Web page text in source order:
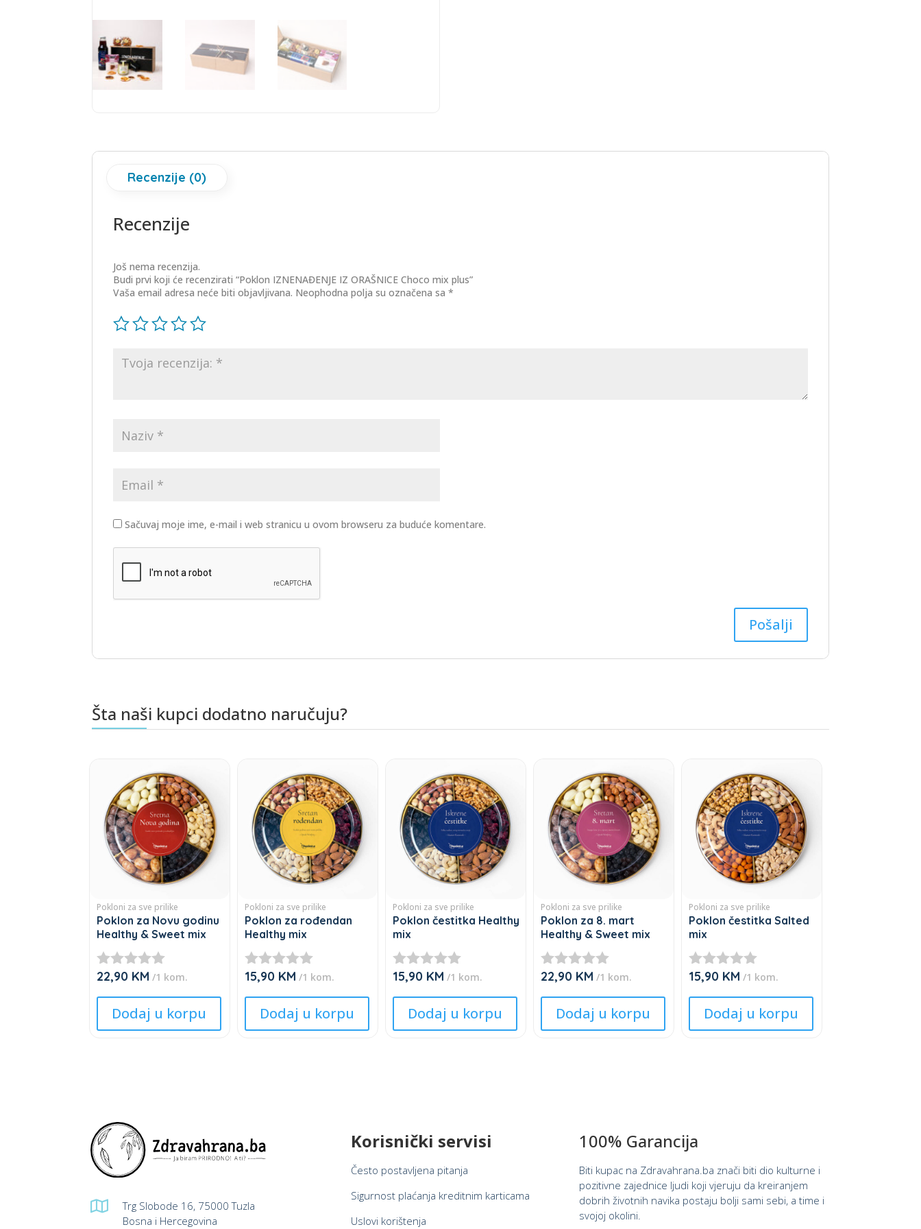
Recenzije (0)
Recenzije
Još nema recenzija.
Budi prvi koji će recenzirati “Poklon IZNENAĐENJE IZ ORAŠNICE Choco mix plus”
Vaša email adresa neće biti objavljivana. Neophodna polja su označena sa*
Sačuvaj moje ime, e-mail i web stranicu u ovom browseru za buduće komentare.
Šta naši kupci dodatno naručuju?
Pokloni za sve prilike
Poklon za Novu godinu
Healthy & Sweet mix
★
★
★
22,90 KM /1 kom.
This
product
has
may
be
chosen
on
product
Dodaj u korpu
Pokloni za sve prilike
Poklon za rođendan
Healthy mix
★
★
★
15,90 KM /1 kom.
This
product
has
be
chosen
product
Dodaj u korpu
Pokloni za sve prilike
Poklon čestitka Healthy
mix
★
★
★
15,90 KM /1 kom.
This
product
has
be
on
the
Dodaj u korpu
Pokloni za sve prilike
Poklon za 8. mart
Healthy & Sweet mix
★
★
★
22,90 KM /1 kom.
This
product
has
Dodaj u korpu
Pokloni za sve prilike
Poklon čestitka Salted
mix
★
★
★
15,90 KM /1 kom.
This
product
has
be
on
Dodaj u korpu

Trg Slobode 16, 75000 Tuzla
Bosna i Hercegovina
Korisnički servisi
Često postavljena pitanja
Sigurnost plaćanja kreditnim karticama
Uslovi korištenja
100% Garancija
Biti kupac na Zdravahrana.ba znači biti dio kulturne i
pozitivne zajednice ljudi koji vjeruju da kreiranjem
dobrih životnih navika postaju bolji sami sebi, a time i
svojoj okolini.